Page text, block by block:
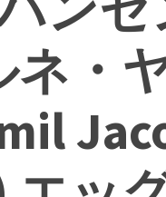
ネ・